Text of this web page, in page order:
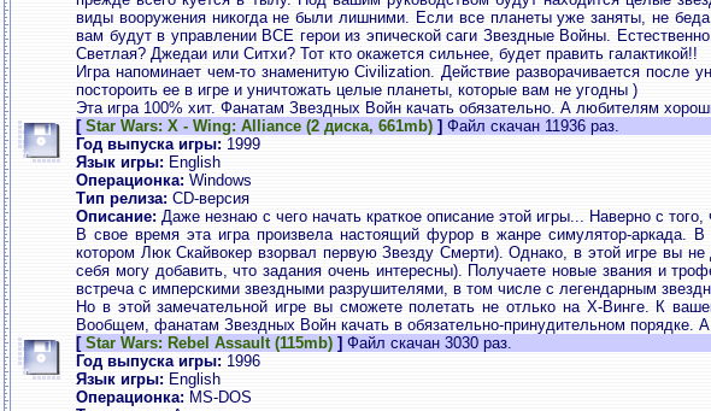
виды вооружения никогда не были лишними. Если все планеты уже заняты, не
вам будут в управлении ВСЕ герои из эпической саги Звездные Войны.
Светлая? Джедаи или Ситхи? Тот кто окажется сильнее, будет править галактикой!!
Игра напоминает чем-то знаменитую Civilization. Действие разворачивается
постороить ее в игре и уничтожать целые планеты, которые вам не угодны )
Эта игра 100% хит. Фанатам Звездных Войн качать обязательно. А любителям
[ Star Wars: X - Wing: Alliance (2 диска, 661mb) ] Файл скачан 11936 раз.
Год выпуска игры: 1999
Язык игры: English
Операционка: Windows
Тип релиза: CD-версия
Описание: Даже незнаю с чего начать краткое описание этой игры... Наверно с
В свое время эта игра произвела настоящий фурор в жанре симулятор-аркада.
котором Люк Скайвокер взорвал первую Звезду Смерти). Однако, в этой игре вы
себя могу добавить, что задания очень интересны). Получаете новые звания и
встреча с имперскими звездными разрушителями, в том числе с легендарным
Но в этой замечательной игре вы сможете полетать не отлько на Х-Винге. К
Вообщем, фанатам Звездных Войн качать в обязательно-принудительном порядке.
[ Star Wars: Rebel Assault (115mb) ] Файл скачан 3030 раз.
Год выпуска игры: 1996
Язык игры: English
Операционка: MS-DOS